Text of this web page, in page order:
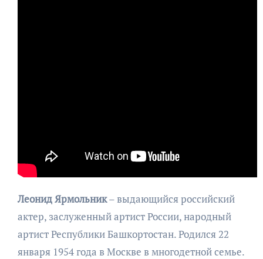
Леонид Ярмольник– выдающийся российский
актер, заслуженный артист России, народный
артист Республики Башкортостан. Родился 22
января 1954 года в Москве в многодетной семье.